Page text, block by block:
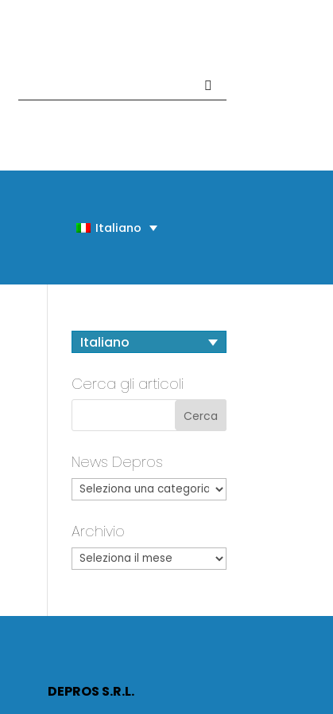
Italiano
Italiano
Cerca gli articoli
News Depros
Archivio
DEPROS S.R.L.